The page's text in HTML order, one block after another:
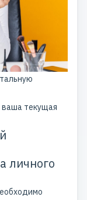
ваша текущая
личного